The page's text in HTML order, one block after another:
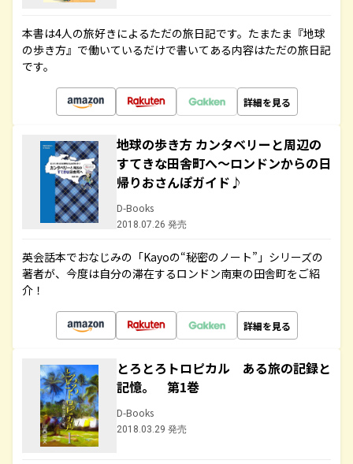
本書は4人の旅好きによるただの旅日記です。たまたま『地球
の歩き方』で働いているだけで書いてある内容はただの旅日記
です。
詳細を見る
地球の歩き方 カンタベリーと周辺の
すてきな田舎町へ～ロンドンからの日
帰りおさんぽガイド♪
D-Books
2018.07.26 発売
英会話本でおなじみの「Kayoの“秘密のノート”」シリーズの
著者が、今度は自分の滞在するロンドン南東の田舎町をご紹
介！
詳細を見る
とろとろトロピカル ある旅の記録と
記憶。 第1巻
D-Books
2018.03.29 発売